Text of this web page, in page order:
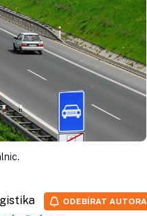
ODEBÍRAT AUTORA